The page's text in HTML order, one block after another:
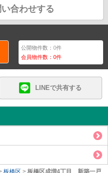
合わせする
公開物件数：0件
会員物件数：0件
LINEで共有する
板橋区 > 板橋区成増4丁目 新築一戸